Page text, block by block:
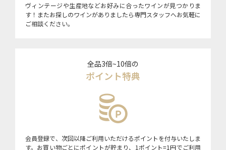
ヴィンテージや生産地などお好みに合ったワインが見つかりま
す！またお探しのワインがありましたら専門スタッフへお気軽に
ご相談ください。
全品3倍~10倍の
ポイント特典
会員登録で、次回以降ご利用いただけるポイントを付与いたしま
す。お買い物ごとにポイントが貯まり、1ポイント=1円でご利用